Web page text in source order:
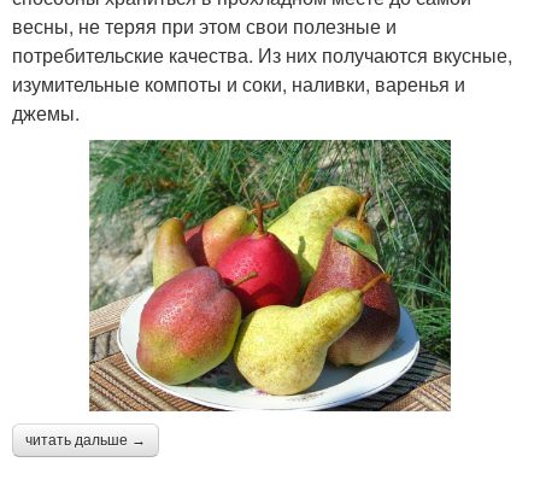
весны, не теряя при этом свои полезные и
потребительские качества. Из них получаются вкусные,
изумительные компоты и соки, наливки, варенья и
джемы.
читать дальше →